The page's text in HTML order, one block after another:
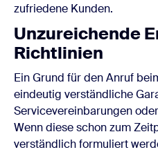
zufriedene Kunden.
Unzureichende
Richtlinien
Ein Grund für den Anruf
eindeutig verständliche
Servicevereinbarungen
Wenn diese schon zum
verständlich formuliert